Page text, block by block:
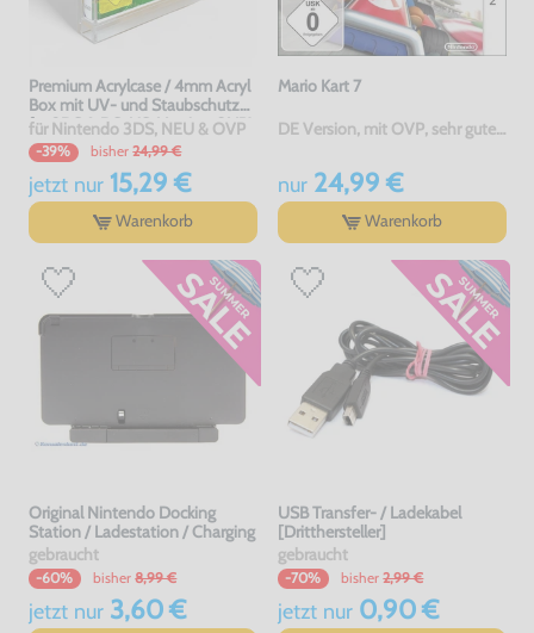
Premium Acrylcase / 4mm Acryl
Box mit UV- und Staubschutz
für 3DS & DS-US-Version OVP's
für Nintendo 3DS, NEU & OVP
-39% bisher 24,99 €
jetzt nur15,29 €
Warenkorb
Mario Kart 7
DE Version, mit OVP, sehr guter Zustand, gebraucht
nur24,99 €
Warenkorb
Original Nintendo Docking
Station / Ladestation / Charging
gebraucht
-60% bisher 8,99 €
jetzt nur3,60 €
USB Transfer- / Ladekabel
[Dritthersteller]
gebraucht
-70% bisher 2,99 €
jetzt nur0,90 €